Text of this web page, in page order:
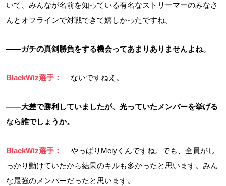
いて、みんなが名前を知っている有名なストリーマーのみなさ
んとオフラインで対戦できて嬉しかったですね。
――ガチの真剣勝負をする機会ってあまりありませんよね。
BlackWiz選手： ないですねえ。
――大差で勝利していましたが、光っていたメンバーを挙げる
なら誰でしょうか。
BlackWiz選手：
やっぱりMeiyくんですね。でも、全員がし
っかり動けていたから結果のキルも多かったと思います。みん
な最強のメンバーだったと思います。